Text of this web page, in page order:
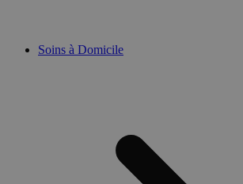
Soins à Domicile